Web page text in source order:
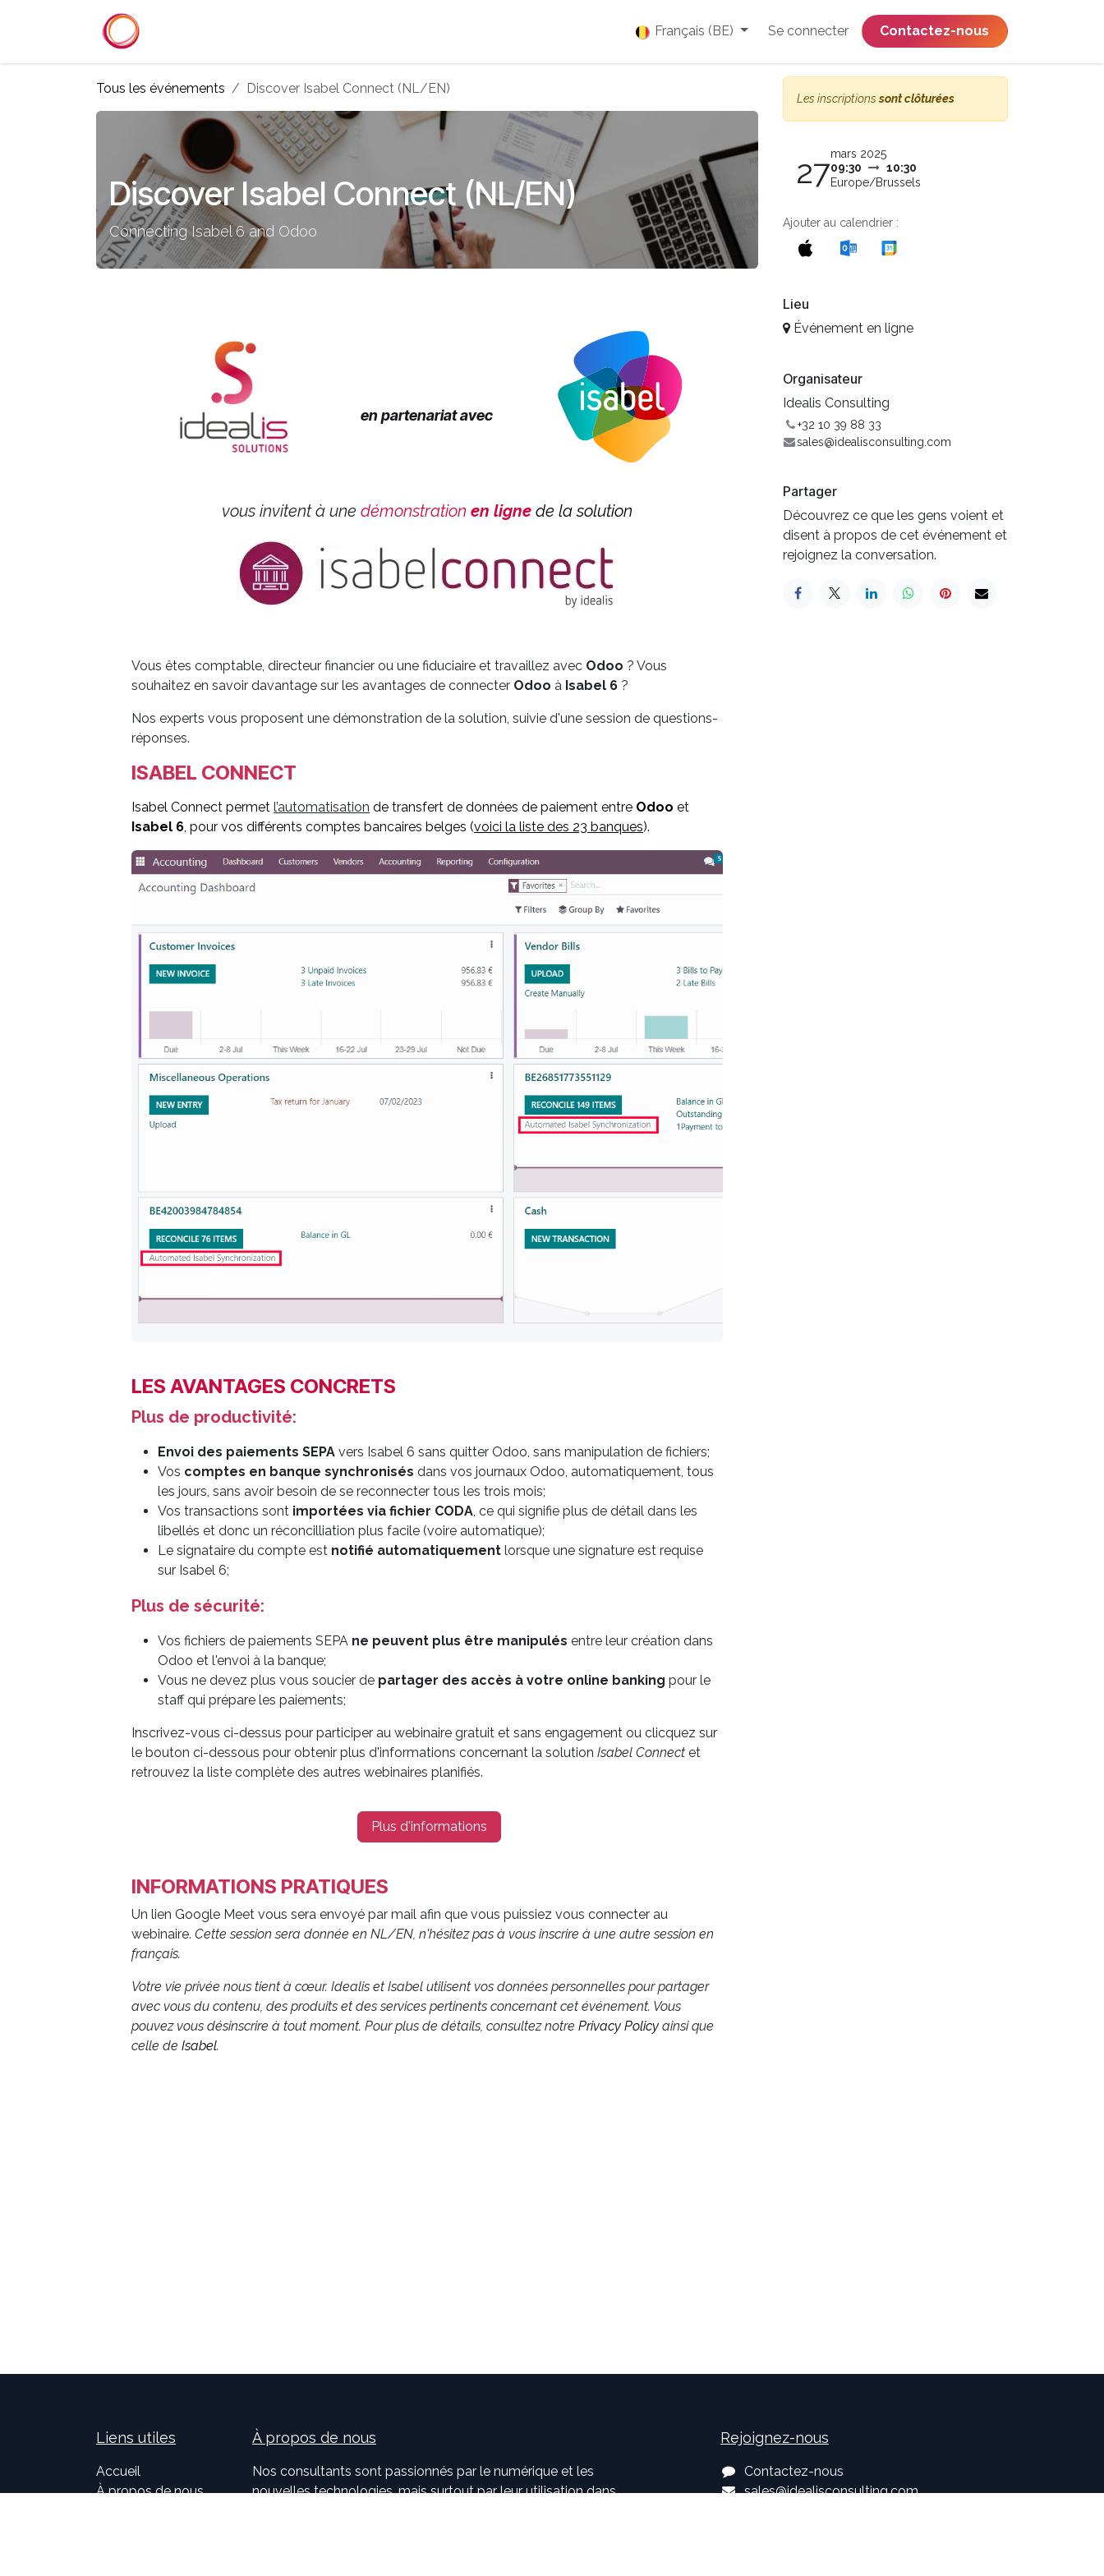
Français (BE) Se connecter ​​​​​​​​​​​​​​​​Contactez-nous
Tous les événements Discover Isabel Connect (NL/EN)
Discover Isabel Connect (NL/EN)
Connecting Isabel 6 and Odoo
en partenariat avec
vous invitent à une démonstration en ligne de la solution
Vous êtes comptable, directeur financier ou une fiduciaire et travaillez avec Odoo ? Vous
souhaitez en savoir davantage sur les avantages de connecter Odoo à Isabel 6 ?
Nos experts vous proposent une démonstration de la solution, suivie d'une session de questions-
réponses.
ISABEL CONNECT
Isabel Connect permet l’automatisation de transfert de données de paiement entre Odoo et
Isabel 6, pour vos différents comptes bancaires belges (voici la liste des 23 banques).
LES AVANTAGES CONCRETS
Plus de productivité:
Envoi des paiements SEPA vers Isabel 6 sans quitter Odoo, sans manipulation de fichiers;
Vos comptes en banque synchronisés dans vos journaux Odoo, automatiquement, tous
les jours, sans avoir besoin de se reconnecter tous les trois mois;
Vos transactions sont importées via fichier CODA, ce qui signifie plus de détail dans les
libellés et donc un réconcilliation plus facile (voire automatique);
Le signataire du compte est notifié automatiquement lorsque une signature est requise
sur Isabel 6;
Plus de sécurité:
Vos fichiers de paiements SEPA ne peuvent plus être manipulés entre leur création dans
Odoo et l'envoi à la banque;
Vous ne devez plus vous soucier de partager des accès à votre online banking pour le
staff qui prépare les paiements;
Inscrivez-vous ci-dessus pour participer au webinaire gratuit et sans engagement ou clicquez sur
le bouton ci-dessous pour obtenir plus d'informations concernant la solution Isabel Connect et
retrouvez la liste complète des autres webinaires planifiés.
Plus d'informations
INFORMATIONS PRATIQUES
Un lien Google Meet vous sera envoyé par mail afin que vous puissiez vous connecter au
webinaire. Cette session sera donnée en NL/EN, n'hésitez pas à vous inscrire à une autre session en
français.
Votre vie privée nous tient à cœur. Idealis et Isabel utilisent vos données personnelles pour partager
avec vous du contenu, des produits et des services pertinents concernant cet événement. Vous
pouvez vous désinscrire à tout moment. Pour plus de détails, consultez notre Privacy Policy ainsi que
celle de Isabel.
Les inscriptionssont clôturées
27mars 2025
09:30
10:30
Europe/Brussels
Ajouter au calendrier :
Lieu
Événement en ligne
Organisateur
Idealis Consulting
+32 10 39 88 33
sales@idealisconsulting.com
Partager
Découvrez ce que les gens voient et
disent à propos de cet événement et
rejoignez la conversation.
Liens utiles
Accueil
À propos de nous
À propos de nous
Nos consultants sont passionnés par le numérique et les
nouvelles technologies, mais surtout par leur utilisation dans
Rejoignez-nous
Contactez-nous
sales@idealisconsulting.com